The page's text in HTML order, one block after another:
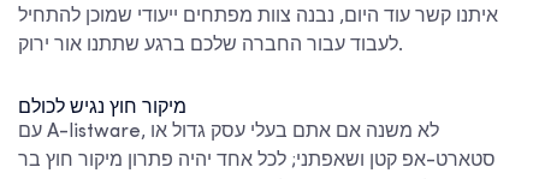
איתנו קשר עוד היום, נבנה צוות מפתחים ייעודי שמוכן להתחיל
לעבוד עבור החברה שלכם ברגע שתתנו אור ירוק.
עם A-listware, לא משנה אם אתם בעלי עסק גדול או
סטארט-אפ קטן ושאפתני; לכל אחד יהיה פתרון מיקור חוץ בר